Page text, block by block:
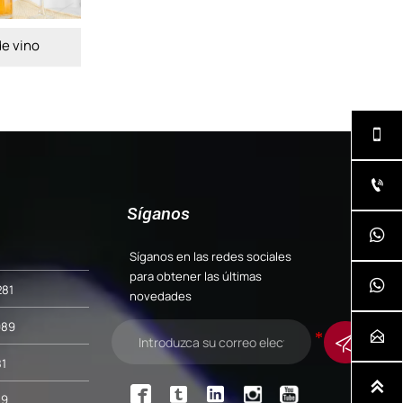
Síganos
Síganos en las redes sociales
para obtener las últimas
novedades

  





